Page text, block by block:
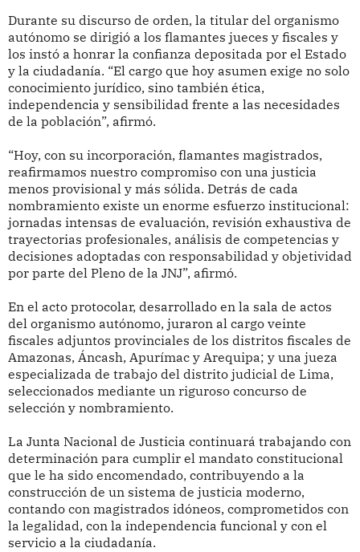
Durante su discurso de orden, la titular del organismo
autónomo se dirigió a los flamantes jueces y fiscales y
los instó a honrar la confianza depositada por el Estado
y la ciudadanía. “El cargo que hoy asumen exige no solo
conocimiento jurídico, sino también ética,
independencia y sensibilidad frente a las necesidades
de la población”, afirmó.
“Hoy, con su incorporación, flamantes magistrados,
reafirmamos nuestro compromiso con una justicia
menos provisional y más sólida. Detrás de cada
nombramiento existe un enorme esfuerzo institucional:
jornadas intensas de evaluación, revisión exhaustiva de
trayectorias profesionales, análisis de competencias y
decisiones adoptadas con responsabilidad y objetividad
por parte del Pleno de la JNJ”, afirmó.
En el acto protocolar, desarrollado en la sala de actos
del organismo autónomo, juraron al cargo veinte
fiscales adjuntos provinciales de los distritos fiscales de
Amazonas, Áncash, Apurímac y Arequipa; y una jueza
especializada de trabajo del distrito judicial de Lima,
seleccionados mediante un riguroso concurso de
selección y nombramiento.
La Junta Nacional de Justicia continuará trabajando con
determinación para cumplir el mandato constitucional
que le ha sido encomendado, contribuyendo a la
construcción de un sistema de justicia moderno,
contando con magistrados idóneos, comprometidos con
la legalidad, con la independencia funcional y con el
servicio a la ciudadanía.